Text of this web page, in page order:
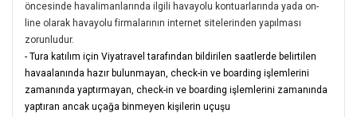
öncesinde havalimanlarında ilgili havayolu kontuarlarında yada on-
line olarak havayolu firmalarının internet sitelerinden yapılması
zorunludur.
- Tura katılım için Viyatravel tarafından bildirilen saatlerde belirtilen
havaalanında hazır bulunmayan, check-in ve boarding işlemlerini
zamanında yaptırmayan, check-in ve boarding işlemlerini zamanında
yaptıran ancak uçağa binmeyen kişilerin uçuşu